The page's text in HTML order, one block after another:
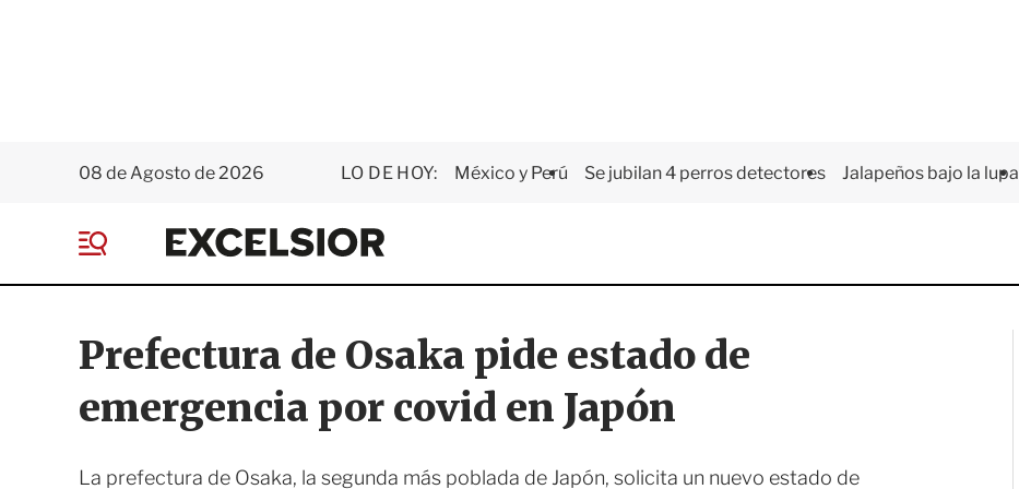
08 de Agosto de 2026 LO DE HOY: México y Perú Se jubilan 4 perros detectores Jalapeños bajo la lupa
E
x
e
i
o
r
e
Prefectura de Osaka pide estado de
emergencia por covid en Japón
La prefectura de Osaka, la segunda más poblada de Japón, solicita un nuevo estado de